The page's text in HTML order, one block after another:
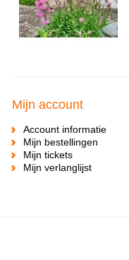
Mijn account
Account informatie
Mijn bestellingen
Mijn tickets
Mijn verlanglijst